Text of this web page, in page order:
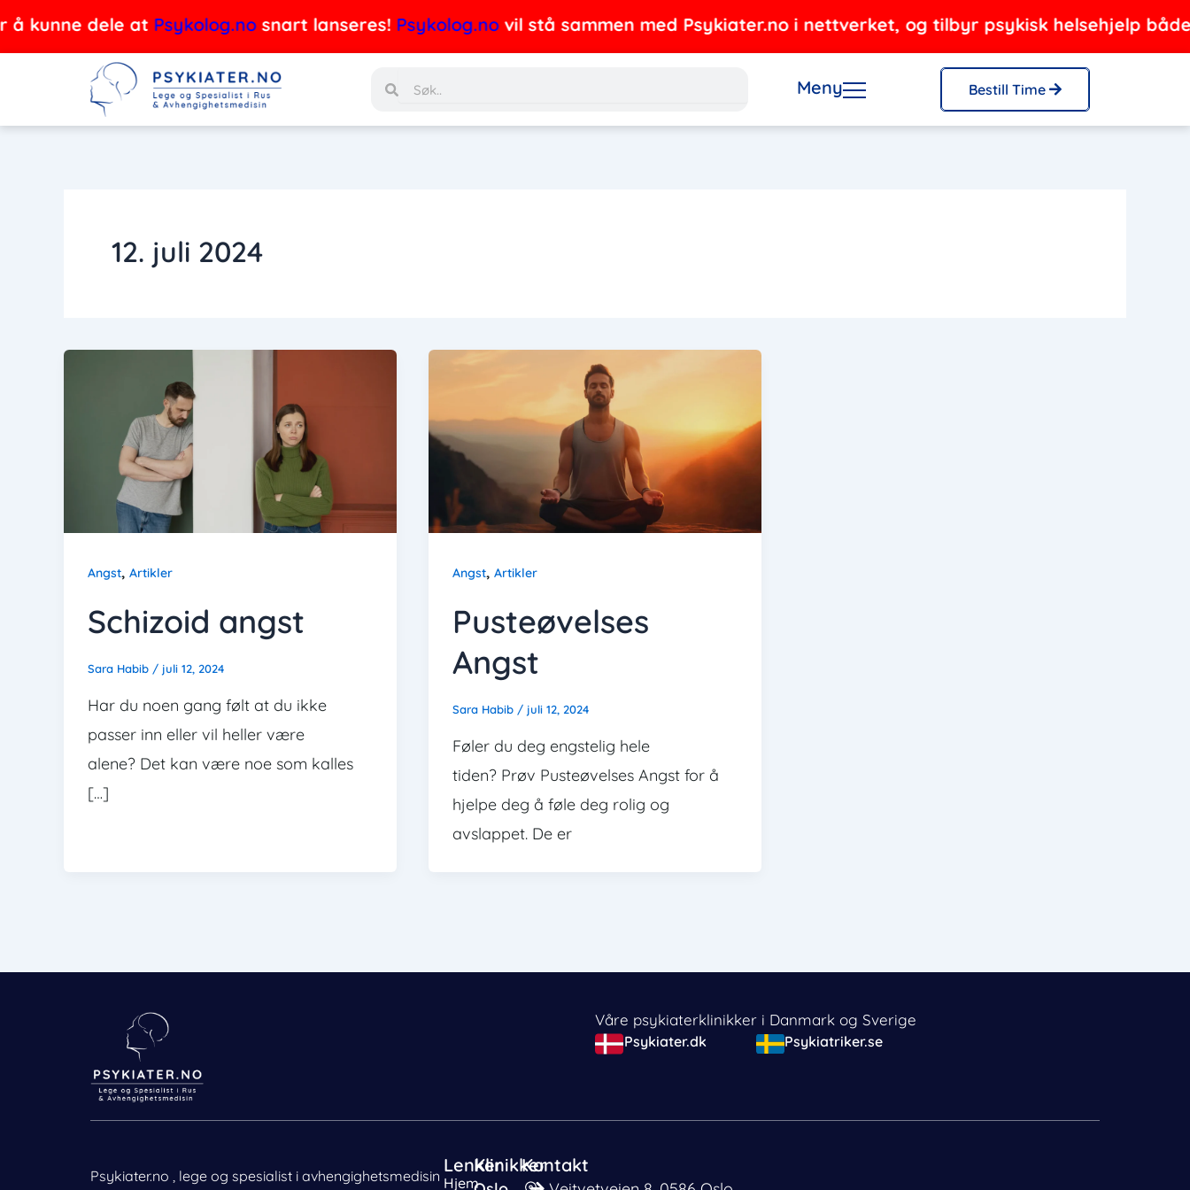
Hopp
kunne dele atPsykolog.nosnart lanseres!Psykolog.novil stå sammen med Psykiater.no i nettverket, og tilbyr psykisk helsehjelp
Meny Bestill Time
12. juli 2024
Angst, Artikler
Schizoid angst
Sara Habib / juli 12, 2024
Har du noen gang følt at du ikke
passer inn eller vil heller være
alene? Det kan være noe som kalles
[…]
Angst, Artikler
Pusteøvelses
Angst
Sara Habib / juli 12, 2024
Føler du deg engstelig hele
tiden? Prøv Pusteøvelses Angst for å
hjelpe deg å føle deg rolig og
avslappet. De er
Våre psykiaterklinikker i Danmark og Sverige
Psykiater.dk Psykiatriker.se
Psykiater.no , lege og spesialist i avhengighetsmedisin
Lenker
Hjem
KlinikkerKontakt